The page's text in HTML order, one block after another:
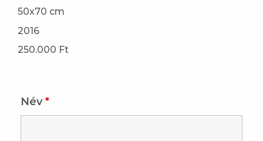
50x70 cm
2016
250.000 Ft
Név*